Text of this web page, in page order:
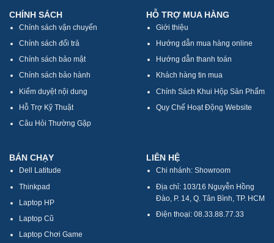
CHÍNH SÁCH
Chính sách vận chuyển
Chính sách đổi trả
Chính sách bảo mật
Chính sách bảo hành
Kiểm duyệt nội dung
Hỗ Trợ Kỹ Thuật
Câu Hỏi Thường Gặp
HỖ TRỢ MUA HÀNG
Giới thiệu
Hướng dẫn mua hàng online
Hướng dẫn thanh toán
Khách hàng tin mua
Chính Sách Khui Hộp Sản Phẩm
Quy Chế Hoạt Động Website
BÁN CHẠY
Dell Latitude
Thinkpad
Laptop HP
Laptop Cũ
Laptop Chơi Game
LIÊN HỆ
Chi nhánh: Showroom
Địa chỉ: 103/16 Nguyễn Hồng
Đào, P. 14, Q. Tân Bình, TP. HCM
Điện thoại: 08.33.88.77.33